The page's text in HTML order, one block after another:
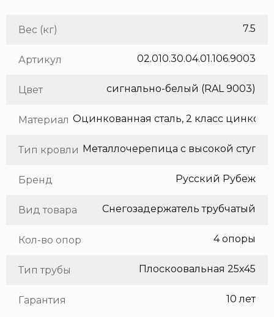
Вес (кг) 7.5
Артикул 02.010.30.04.01.106.9003
Цвет сигнально-белый (RAL 9003)
Материал
Тип кровли
Бренд Русский Рубеж
Вид товара Снегозадержатель трубчатый
Кол-во опор 4 опоры
Тип трубы Плоскоовальная 25х45
Гарантия 10 лет